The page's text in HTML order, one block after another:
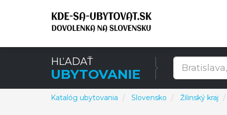
HĽADAŤ
UBYTOVANIE
Katalóg ubytovania Slovensko Žilinský kraj